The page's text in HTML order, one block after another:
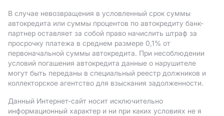
В случае невозвращения в условленный срок суммы
автокредита или суммы процентов по автокредиту банк-
партнер оставляет за собой право начислить штраф за
просрочку платежа в среднем размере 0,1% от
первоначальной суммы автокредита. При несоблюдении
условий погашения автокредита данные о нарушителе
могут быть переданы в специальный реестр должников и
коллекторское агентство для взыскания задолженности.
Данный Интернет-сайт носит исключительно
информационный характер и ни при каких условиях не я